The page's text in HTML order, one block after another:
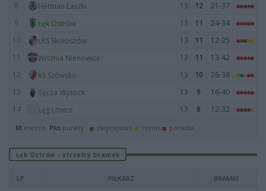
8
Hetman Laszki 13 12
21-37
9
Łęk Ostrów 13 11
24-34
10
LKS Skołoszów 13 11
12-25
11
Wisznia Nienowice 13 11
13-42
12
KS Szówsko 13 10
26-38
13
Tęcza Wysock 13 9
16-40
14
Łęg Łowce 13 8 12-32
M mecze, Pkt punkty · zwycięstwo remis porażka
Łęk Ostrów - strzelcy bramek
LP. PIŁKARZ BRAMKI